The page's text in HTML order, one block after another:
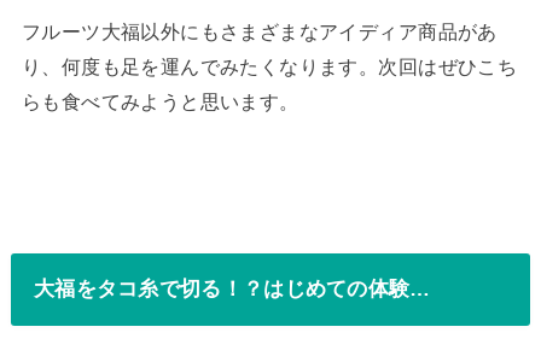
フルーツ大福以外にもさまざまなアイディア商品があ
り、何度も足を運んでみたくなります。次回はぜひこち
らも食べてみようと思います。
大福をタコ糸で切る！？はじめての体験…